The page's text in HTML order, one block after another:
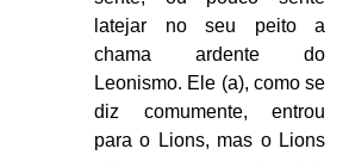
latejar no seu peito a
chama ardente do
Leonismo. Ele (a), como se
diz comumente, entrou
para o Lions, mas o Lions